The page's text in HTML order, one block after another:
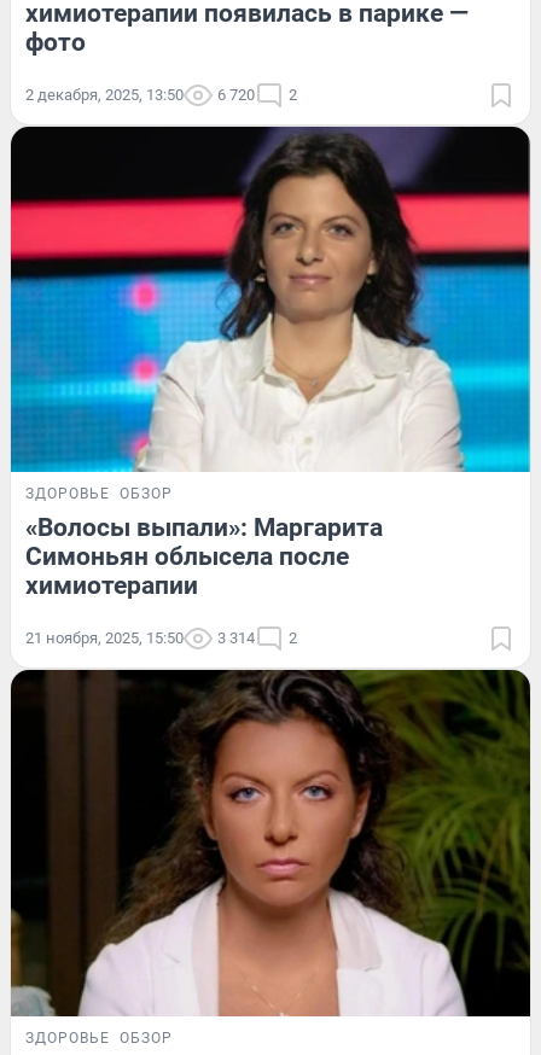
химиотерапии появилась в парике —
фото
2 декабря, 2025, 13:50 6 720 2
ЗДОРОВЬЕ ОБЗОР
«Волосы выпали»: Маргарита
Симоньян облысела после
химиотерапии
21 ноября, 2025, 15:50 3 314 2
ЗДОРОВЬЕ ОБЗОР